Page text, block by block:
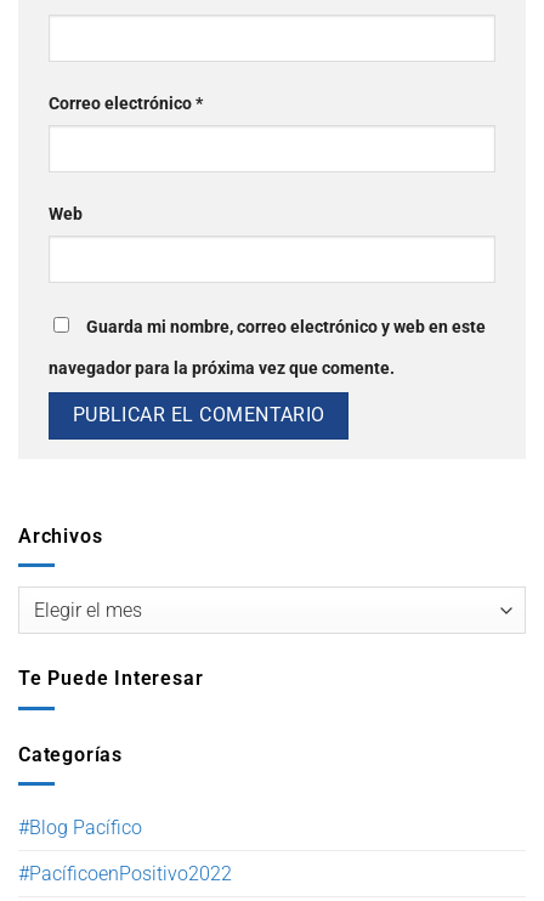
Archivos
Te Puede Interesar
Categorías
#Blog Pacífico
#PacíficoenPositivo2022
Correo electrónico*
Web
Guarda mi nombre, correo electrónico y web en este
navegador para la próxima vez que comente.